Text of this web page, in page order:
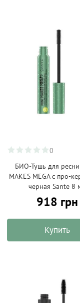
0
БИО-Тушь для
MAKES MEGA с про-
черная Sante 8
918 грн
Купить